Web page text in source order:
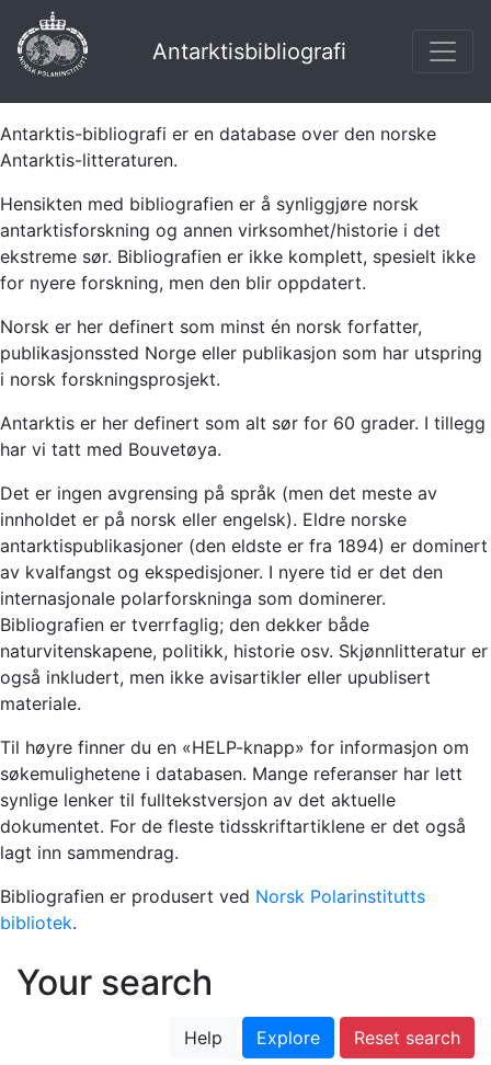
Antarktisbibliografi
Antarktis-bibliografi er en database over den norske
Antarktis-litteraturen.
Hensikten med bibliografien er å synliggjøre norsk
antarktisforskning og annen virksomhet/historie i det
ekstreme sør. Bibliografien er ikke komplett, spesielt ikke
for nyere forskning, men den blir oppdatert.
Norsk er her definert som minst én norsk forfatter,
publikasjonssted Norge eller publikasjon som har utspring
i norsk forskningsprosjekt.
Antarktis er her definert som alt sør for 60 grader. I tillegg
har vi tatt med Bouvetøya.
Det er ingen avgrensing på språk (men det meste av
innholdet er på norsk eller engelsk). Eldre norske
antarktispublikasjoner (den eldste er fra 1894) er dominert
av kvalfangst og ekspedisjoner. I nyere tid er det den
internasjonale polarforskninga som dominerer.
Bibliografien er tverrfaglig; den dekker både
naturvitenskapene, politikk, historie osv. Skjønnlitteratur er
også inkludert, men ikke avisartikler eller upublisert
materiale.
Til høyre finner du en «HELP-knapp» for informasjon om
søkemulighetene i databasen. Mange referanser har lett
synlige lenker til fulltekstversjon av det aktuelle
dokumentet. For de fleste tidsskriftartiklene er det også
lagt inn sammendrag.
Bibliografien er produsert ved Norsk Polarinstitutts
bibliotek.
Your search
Help Explore Reset search